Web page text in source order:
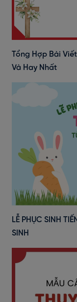
Tổng Hợp Bài
Và Hay Nhất
LỄ PHỤC SINH
SINH